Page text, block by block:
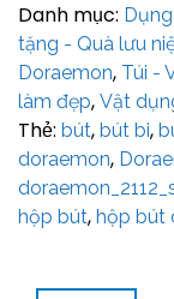
Danh mục:
tặng - Quà lưu
Doraemon, Túi -
làm đẹp, Vật
Thẻ: bút, bút bi,
doraemon,
hộp bút, hộp bút